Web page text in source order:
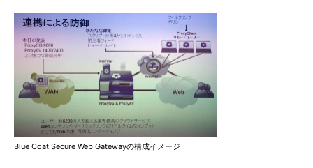
Blue Coat Secure Web Gatewayの構成イメージ